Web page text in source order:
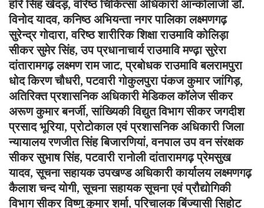
हरि सिंह खेदड़, वरिष्ठ चिकित्सा अधिकारी आन्कोलाजी डॉ.
विनोद यादव, कनिष्ठ अभियन्ता नगर पालिका लक्ष्मणगढ़
सुरेन्द्र गोदारा, वरिष्ठ शारीरिक शिक्षा राउमावि कोलिड़ा
सीकर सुमेर सिंह, उप प्रधानाचार्य राउमावि मण्ढ़ा सुरेरा
दांतारामगढ़ लक्ष्मण राम जाट, प्रबोधक राउमावि बलरामपुरा
धोद किरण चौधरी, पटवारी गोकुलपुरा पंकज कुमार जांगिड़,
अतिरिक्त प्रशासनिक अधिकारी मेडिकल कॉलेज सीकर
अरूण कुमार बनर्जी, सांख्यिकी विद्युत विभाग सीकर जगदीश
प्रसाद भूरिया, प्रोटोकाल एवं प्रशासनिक अधिकारी जिला
न्यायालय रणजीत सिंह बिजारणियां, वनपाल उप वन संरक्षक
सीकर सुभाष सिंह, पटवारी रानोली दांतारामगढ़ प्रेमसुख
यादव, सूचना सहायक उपखण्ड अधिकारी कार्यालय लक्ष्मणगढ़
कैलाश चन्द योगी, सूचना सहायक सूचना एवं प्रौद्योगिकी
विभाग सीकर विष्णु कुमार शर्मा, परिचालक बिंज्यासी सिहोट